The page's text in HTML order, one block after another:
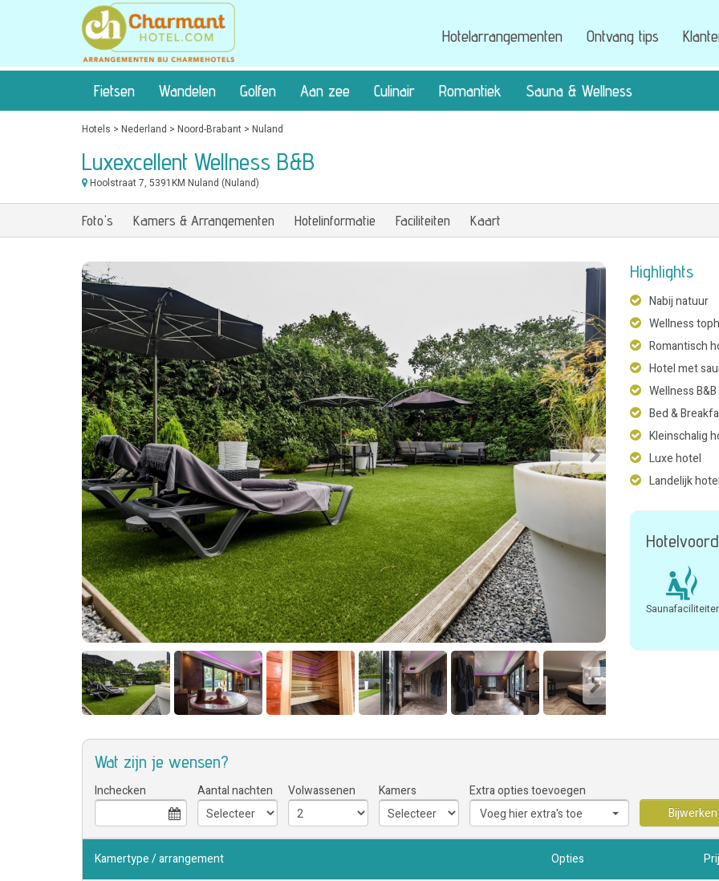
Hotelarrangementen Ontvang tips
Fietsen Wandelen Golfen Aan zee Culinair Romantiek Sauna & Wellness
Hotels > Nederland > Noord-Brabant > Nuland
Luxexcellent Wellness B&B
Hoolstraat 7, 5391KM Nuland (Nuland)
Foto's Kamers & Arrangementen Hotelinformatie Faciliteiten Kaart
Highlights
Nabij natuur
Wellness
Romantisch
Hotel met
Wellness B&B
Bed &
Kleinschalig
Luxe hotel
Landelijk
Wat zijn je wensen?
Inchecken Aantal nachten Volwassenen Kamers
Extra opties toevoegen
Voeg hier extra's toe
Bijwerken
Kamertype / arrangement Opties